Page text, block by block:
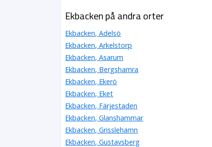
Ekbacken på andra orter
Ekbacken, Adelsö
Ekbacken, Arkelstorp
Ekbacken, Asarum
Ekbacken, Bergshamra
Ekbacken, Ekerö
Ekbacken, Eket
Ekbacken, Färjestaden
Ekbacken, Glanshammar
Ekbacken, Grisslehamn
Ekbacken, Gustavsberg